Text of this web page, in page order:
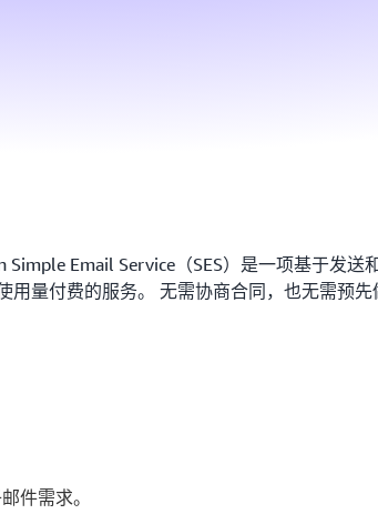
Simple Email Service（SES）是一项基于发送
用量付费的服务。 无需协商合同，也无需预先
件需求。